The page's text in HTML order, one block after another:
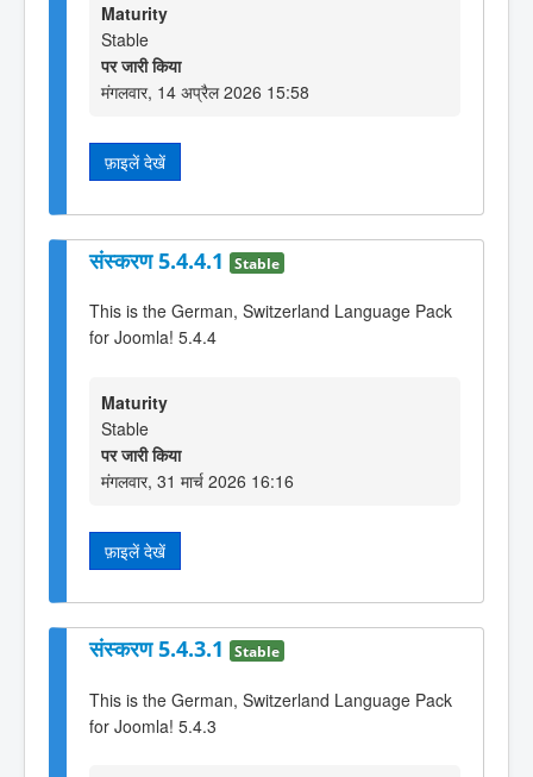
Maturity
Stable
पर जारी किया
मंगलवार, 14 अप्रैल 2026 15:58
फ़ाइलें देखें
संस्करण 5.4.4.1 Stable
This is the German, Switzerland Language Pack
for Joomla! 5.4.4
Maturity
Stable
पर जारी किया
मंगलवार, 31 मार्च 2026 16:16
फ़ाइलें देखें
संस्करण 5.4.3.1 Stable
This is the German, Switzerland Language Pack
for Joomla! 5.4.3